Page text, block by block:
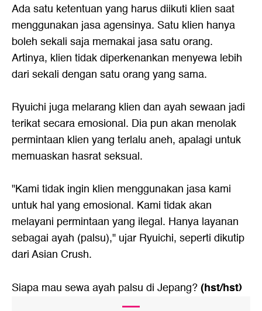
Ada satu ketentuan yang harus diikuti klien saat
menggunakan jasa agensinya. Satu klien hanya
boleh sekali saja memakai jasa satu orang.
Artinya, klien tidak diperkenankan menyewa lebih
dari sekali dengan satu orang yang sama.
Ryuichi juga melarang klien dan ayah sewaan jadi
terikat secara emosional. Dia pun akan menolak
permintaan klien yang terlalu aneh, apalagi untuk
memuaskan hasrat seksual.
"Kami tidak ingin klien menggunakan jasa kami
untuk hal yang emosional. Kami tidak akan
melayani permintaan yang ilegal. Hanya layanan
sebagai ayah (palsu)," ujar Ryuichi, seperti dikutip
dari Asian Crush.
Siapa mau sewa ayah palsu di Jepang?(hst/hst)